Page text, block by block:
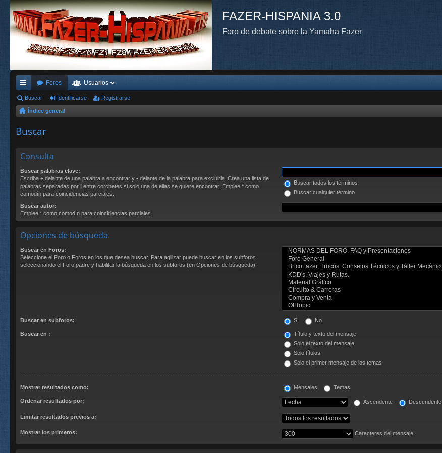
FAZER-HISPANIA 3.0
Foro de debate sobre la Yamaha Fazer
nl
ac
es
pi
do
s
Foros Usuarios
Buscar Identificarse Registrarse
Índice general
Buscar
Consulta
Buscar palabras clave:
Escriba + delante de una palabra a encontrar y - delante de la palabra para excluirla. Crea una lista de
palabras separadas por | entre corchetes si solo una de ellas se quiere encontrar. Emplee * como
comodín para coincidencias parciales.
Buscar todos los términos
Buscar cualquier término
Buscar autor:
Emplee * como comodín para coincidencias parciales.
Opciones de búsqueda
Buscar en Foros:
Seleccione el Foro o Foros en los que desea buscar. Para agilizar puede buscar en los subforos
seleccionando el Foro padre y habilitar la búsqueda en los subforos (en Opciones de búsqueda).
Buscar en subforos: Sí No
Buscar en :
Título y texto del mensaje
Solo el texto del mensaje
Solo títulos
Solo el primer mensaje de los temas
Mostrar resultados como: Mensajes Temas
Ordenar resultados por: Ascendente Descendente
Limitar resultados previos a:
Mostrar los primeros: Caracteres del mensaje